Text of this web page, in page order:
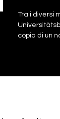
Tra i diversi
copia di un